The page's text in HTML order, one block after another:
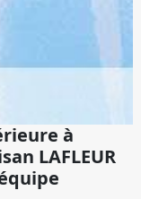
à
LAFLEUR